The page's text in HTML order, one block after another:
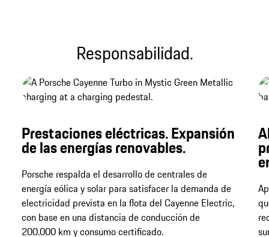
Responsabilidad.
Prestaciones eléctricas. Expansión
de las energías renovables.
Porsche respalda el desarrollo de centrales de
energía eólica y solar para satisfacer la demanda de
electricidad prevista en la flota del Cayenne Electric,
con base en una distancia de conducción de
200.000 km y consumo certificado.